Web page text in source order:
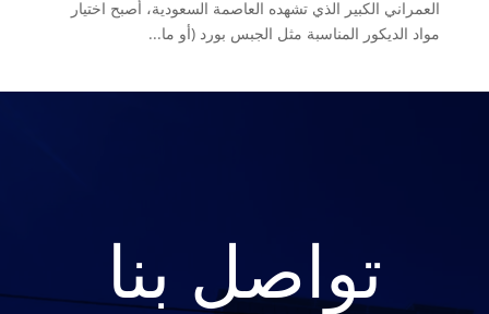
العمراني الكبير الذي تشهده العاصمة السعودية، أصبح اختيار
مواد الديكور المناسبة مثل الجبس بورد (أو ما...
تواصل بنا